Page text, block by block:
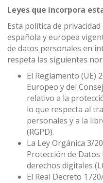
Leyes que incorpora
Esta política de
española y europea
de datos personales en
respeta las siguientes
El Reglamento (UE)
Europeo y del
relativo a la
lo que respecta al
personales y a la
(RGPD).
La Ley Orgánica 3/
Protección de
derechos digitales
El Real Decreto